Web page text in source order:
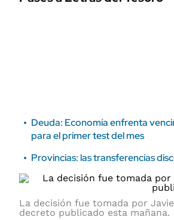
Deuda: Economía enfrenta
para el primer test del mes
Provincias: las transferencias
La decisión fue tomada por
decreto publicado esta mañana.